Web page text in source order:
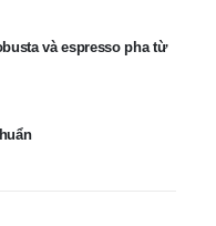
và espresso pha từ